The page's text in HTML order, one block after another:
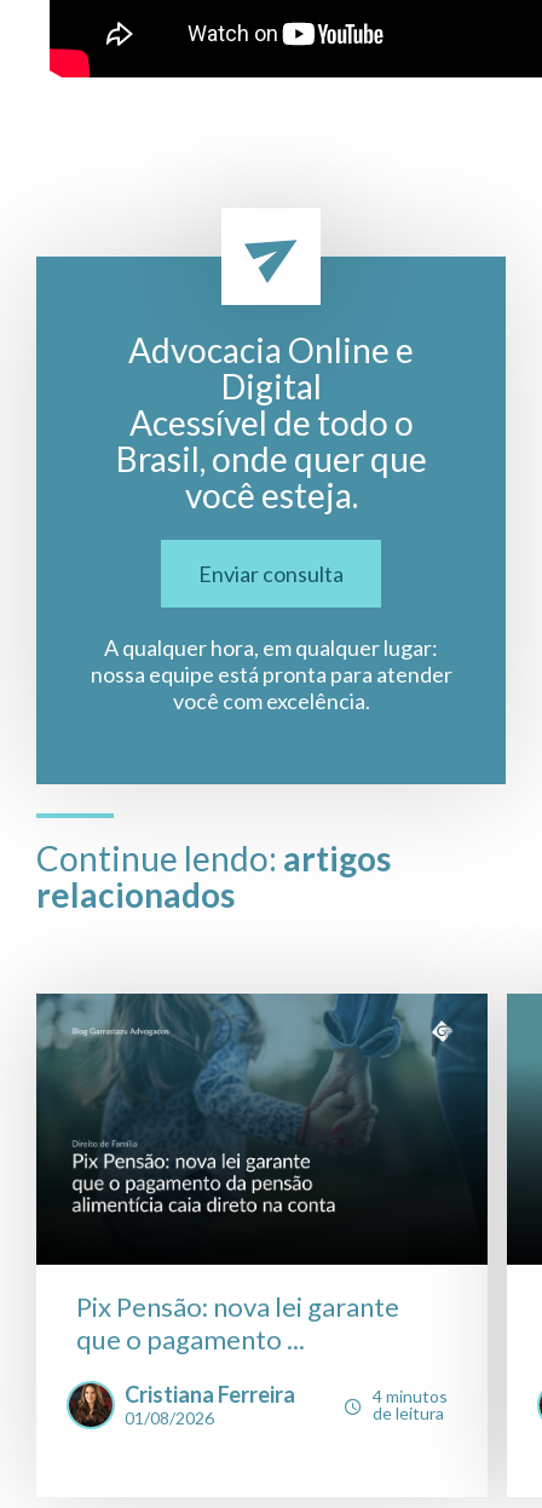
Advocacia Online e
Digital
Acessível de todo o
Brasil, onde quer que
você esteja.
Enviar consulta
A qualquer hora, em qualquer lugar:
nossa equipe está pronta para atender
você com excelência.
Continue lendo: artigos
relacionados
Pix Pensão: nova lei garante
que o pagamento ...
Cristiana Ferreira
01/08/2026
4 minutos
de leitura